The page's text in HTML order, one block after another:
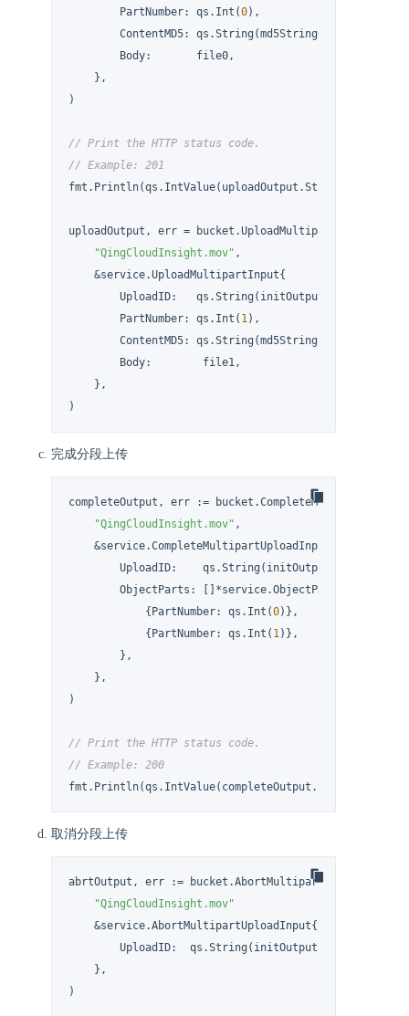
        PartNumber: qs.Int(
0),
        ContentMD5: qs.String(md5String0),
        Body:       file0,
    },
)
// Print the HTTP status code.
// Example: 201
fmt.Println(qs.IntValue(uploadOutput.StatusCode))
uploadOutput, err = bucket.UploadMultipart(
"QingCloudInsight.mov" ,
    &service.UploadMultipartInput{
        UploadID:   qs.String(initOutput.UploadID),
        PartNumber: qs.Int(
1),
        ContentMD5: qs.String(md5String1),
        Body:        file1,
    },
)
完成分段上传
completeOutput, err :=
"QingCloudInsight.mov" ,
    &service.CompleteMultipartUploadInput{
        UploadID:    qs.String(initOutput.UploadID),
        ObjectParts: []*service.ObjectPart{
            {PartNumber: qs.Int(
0)},
            {PartNumber: qs.Int(
1)},
        },
    },
)
// Print the HTTP status code.
// Example: 200
fmt.Println(qs.IntValue(completeOutput.StatusCode))
取消分段上传
abrtOutput, err := bucket.AbortMultipartUpload(
"QingCloudInsight.mov"
    &service.AbortMultipartUploadInput{
        UploadID:  qs.String(initOutput.UploadID),
    },
)